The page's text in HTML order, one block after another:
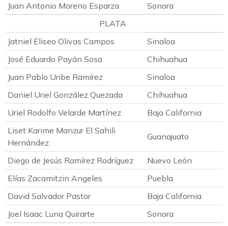
Juan Antonio Moreno Esparza
Sonora
PLATA
Jatniel Eliseo Olivas Campos
Sinaloa
José Eduardo Payán Sosa
Chihuahua
Juan Pablo Uribe Ramírez
Sinaloa
Daniel Uriel González Quezada
Chihuahua
Uriel Rodolfo Velarde Martínez
Baja California
Liset Karime Manzur El Sahili
Hernández
Guanajuato
Diego de Jesús Ramírez Rodríguez
Nuevo León
Elías Zacamitzin Angeles
Puebla
David Salvador Pastor
Baja California
Joel Isaac Luna Quirarte
Sonora